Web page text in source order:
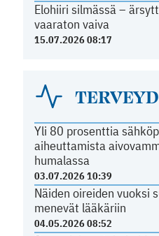
Elohiiri silmässä –
vaaraton vaiva
15.07.2026 08:17
Yli 80 prosenttia
aiheuttamista
humalassa
03.07.2026 10:39
Näiden oireiden vuoksi
menevät lääkäriin
04.05.2026 08:52